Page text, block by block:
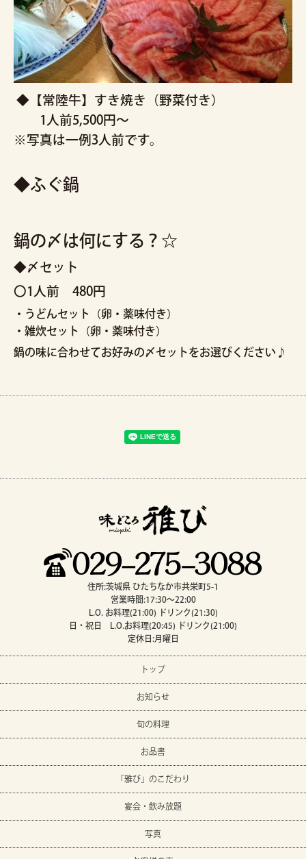
◆【常陸牛】すき焼き（野菜付き）
1人前5,500円～
※写真は一例3人前です。
◆ふぐ鍋
鍋の〆は何にする？☆
◆〆セット
〇1人前 480円
・うどんセット（卵・薬味付き）
・雑炊セット（卵・薬味付き）
鍋の味に合わせてお好みの〆セットをお選びください♪
住所:茨城県 ひたちなか市共栄町5-1
営業時間:17:30～22:00
L.O. お料理(21:00) ドリンク(21:30)
日・祝日 L.O.お料理(20:45) ドリンク(21:00)
定休日:月曜日
トップ
お知らせ
旬の料理
お品書
「雅び」のこだわり
宴会・飲み放題
写真